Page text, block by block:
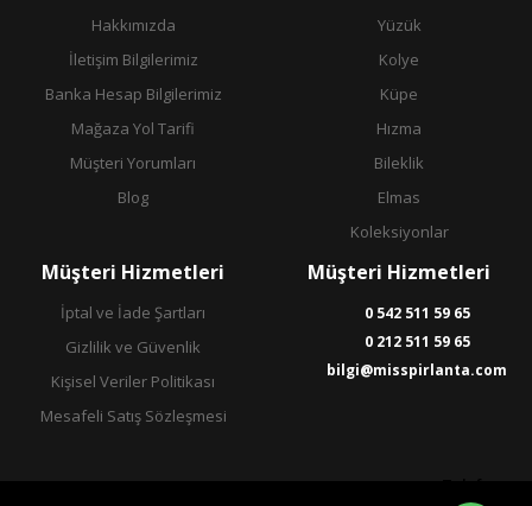
Hakkımızda
İletişim Bilgilerimiz
Banka Hesap Bilgilerimiz
Mağaza Yol Tarifi
Müşteri Yorumları
Blog
Yüzük
Kolye
Küpe
Hızma
Bileklik
Elmas
Koleksiyonlar
Müşteri Hizmetleri
İptal ve İade Şartları
Gizlilik ve Güvenlik
Kişisel Veriler Politikası
Mesafeli Satış Sözleşmesi
Müşteri Hizmetleri
0 542 511 59 65
0 212 511 59 65
bilgi@misspirlanta.com